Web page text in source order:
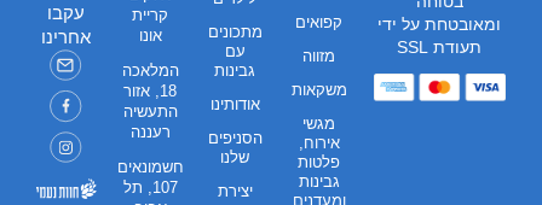
קפואים
מזווה
משקאות
מגשי
אירוח,
פלטות
גבינות
ומעדנים
מתכונים
עם
גבינות
אודותינו
הסניפים
שלנו
יצירת
קריית
אונו
המלאכה
18, אזור
התעשיה
רעננה
חשמונאים
107, תל
עקבו
אחרינו
ומאובטחת על ידי
תעודת SSL